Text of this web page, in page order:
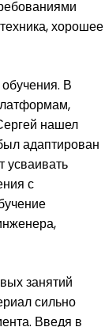
хорошее
В
нашел
адаптирован
усваивать
с
занятий
сильно
Введя в